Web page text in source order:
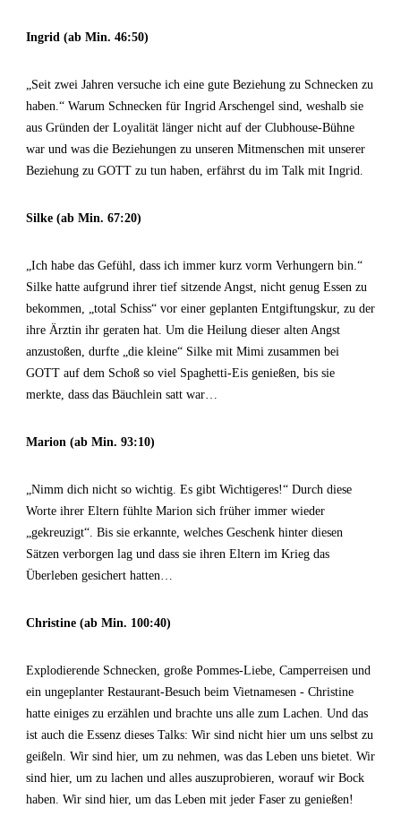
Ingrid (ab Min. 46:50)
„Seit zwei Jahren versuche ich eine gute Beziehung zu Schnecken zu
haben.“ Warum Schnecken für Ingrid Arschengel sind, weshalb sie
aus Gründen der Loyalität länger nicht auf der Clubhouse-Bühne
war und was die Beziehungen zu unseren Mitmenschen mit unserer
Beziehung zu GOTT zu tun haben, erfährst du im Talk mit Ingrid.
Silke (ab Min. 67:20)
„Ich habe das Gefühl, dass ich immer kurz vorm Verhungern bin.“
Silke hatte aufgrund ihrer tief sitzende Angst, nicht genug Essen zu
bekommen, „total Schiss“ vor einer geplanten Entgiftungskur, zu der
ihre Ärztin ihr geraten hat. Um die Heilung dieser alten Angst
anzustoßen, durfte „die kleine“ Silke mit Mimi zusammen bei
GOTT auf dem Schoß so viel Spaghetti-Eis genießen, bis sie
merkte, dass das Bäuchlein satt war…
Marion (ab Min. 93:10)
„Nimm dich nicht so wichtig. Es gibt Wichtigeres!“ Durch diese
Worte ihrer Eltern fühlte Marion sich früher immer wieder
„gekreuzigt“. Bis sie erkannte, welches Geschenk hinter diesen
Sätzen verborgen lag und dass sie ihren Eltern im Krieg das
Überleben gesichert hatten…
Christine (ab Min. 100:40)
Explodierende Schnecken, große Pommes-Liebe, Camperreisen und
ein ungeplanter Restaurant-Besuch beim Vietnamesen - Christine
hatte einiges zu erzählen und brachte uns alle zum Lachen. Und das
ist auch die Essenz dieses Talks: Wir sind nicht hier um uns selbst zu
geißeln. Wir sind hier, um zu nehmen, was das Leben uns bietet. Wir
sind hier, um zu lachen und alles auszuprobieren, worauf wir Bock
haben. Wir sind hier, um das Leben mit jeder Faser zu genießen!